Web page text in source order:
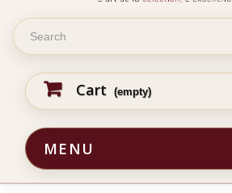
Cart (empty)
MENU